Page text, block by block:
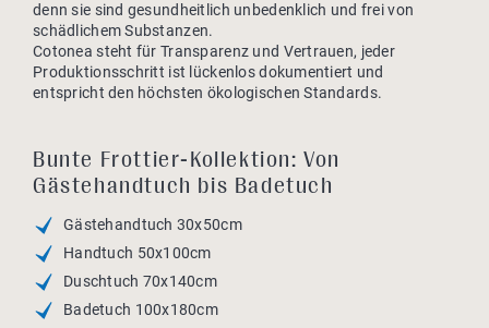
denn sie sind gesundheitlich unbedenklich und frei von
schädlichem Substanzen.
Cotonea steht für Transparenz und Vertrauen, jeder
Produktionsschritt ist lückenlos dokumentiert und
entspricht den höchsten ökologischen Standards.
Bunte Frottier-Kollektion: Von
Gästehandtuch bis Badetuch
Gästehandtuch 30x50cm
Handtuch 50x100cm
Duschtuch 70x140cm
Badetuch 100x180cm